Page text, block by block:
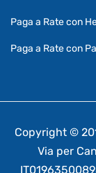
Paga a Rate con
Paga a Rate con
Copyright ©
Via per